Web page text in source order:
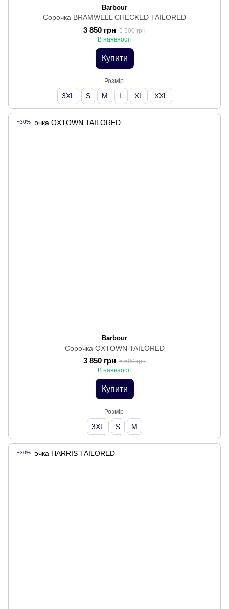
Barbour
Сорочка BRAMWELL CHECKED TAILORED
3 850 грн 5 500 грн
В наявності
Купити
Розмір
3XL S M L XL XXL
−30%
Barbour
Сорочка OXTOWN TAILORED
3 850 грн 5 500 грн
В наявності
Купити
Розмір
3XL S M
−30%